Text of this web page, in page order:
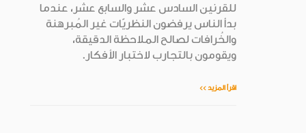
للقرنين السادس عشر والسابع عشر، عندما
بدأ الناس يرفضون النظريّات غير المُبرهنة
والخُرافات لصالح الملاحظة الدقيقة،
ويقومون بالتجارب لاختبار الأفكار.
اقرأ المزيد >>